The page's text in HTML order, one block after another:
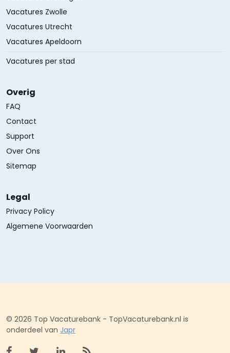
Vacatures Zwolle
Vacatures Utrecht
Vacatures Apeldoorn
Vacatures per stad
Overig
FAQ
Contact
Support
Over Ons
Sitemap
Legal
Privacy Policy
Algemene Voorwaarden
© 2026 Top Vacaturebank - TopVacaturebank.nl is
onderdeel van Japr